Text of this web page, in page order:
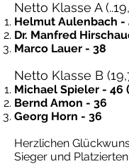
Netto Klasse A
Helmut Aulenbach -
Dr. Manfred
Marco Lauer - 38
Netto Klasse B
Michael Spieler - 46
Bernd Amon - 36
Georg Horn - 36
Herzlichen
Sieger und